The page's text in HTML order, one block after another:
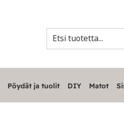
Pöydät ja tuolit DIY Matot